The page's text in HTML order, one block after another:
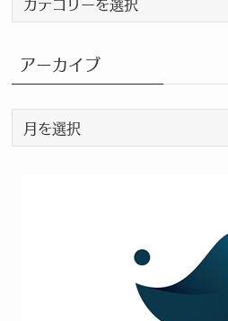
ロ
カ
テ
ゴ
リ
ー
アーカイブ
ー